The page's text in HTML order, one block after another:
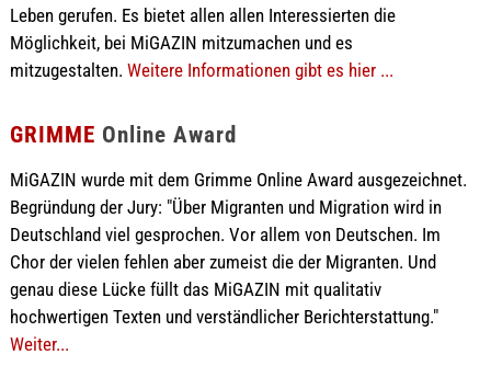
Leben gerufen. Es bietet allen allen Interessierten die
Möglichkeit, bei MiGAZIN mitzumachen und es
mitzugestalten. Weitere Informationen gibt es hier ...
GRIMME Online Award
MiGAZIN wurde mit dem Grimme Online Award ausgezeichnet.
Begründung der Jury: "Über Migranten und Migration wird in
Deutschland viel gesprochen. Vor allem von Deutschen. Im
Chor der vielen fehlen aber zumeist die der Migranten. Und
genau diese Lücke füllt das MiGAZIN mit qualitativ
hochwertigen Texten und verständlicher Berichterstattung."
Weiter...